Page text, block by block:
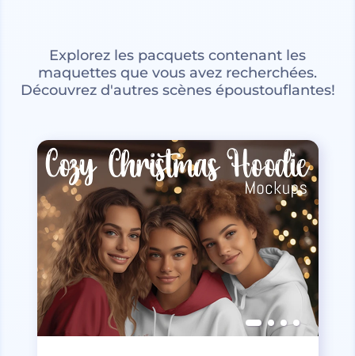
Explorez les pacquets contenant les
maquettes que vous avez recherchées.
Découvrez d'autres scènes époustouflantes!